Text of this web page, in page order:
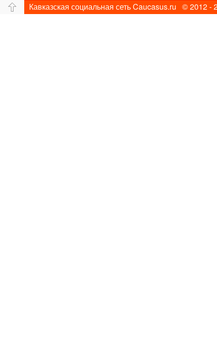
Путешествие
Перевал Ущелье
Кавказская социальная сеть Caucasus.ru © 2012 -